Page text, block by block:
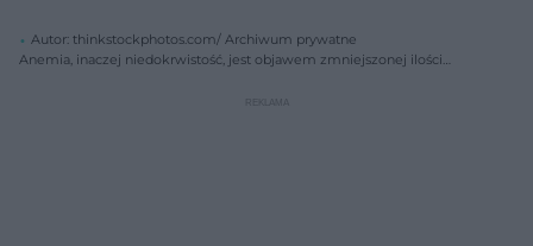
Autor: thinkstockphotos.com/ Archiwum prywatne
Anemia, inaczej niedokrwistość, jest objawem zmniejszonej ilości